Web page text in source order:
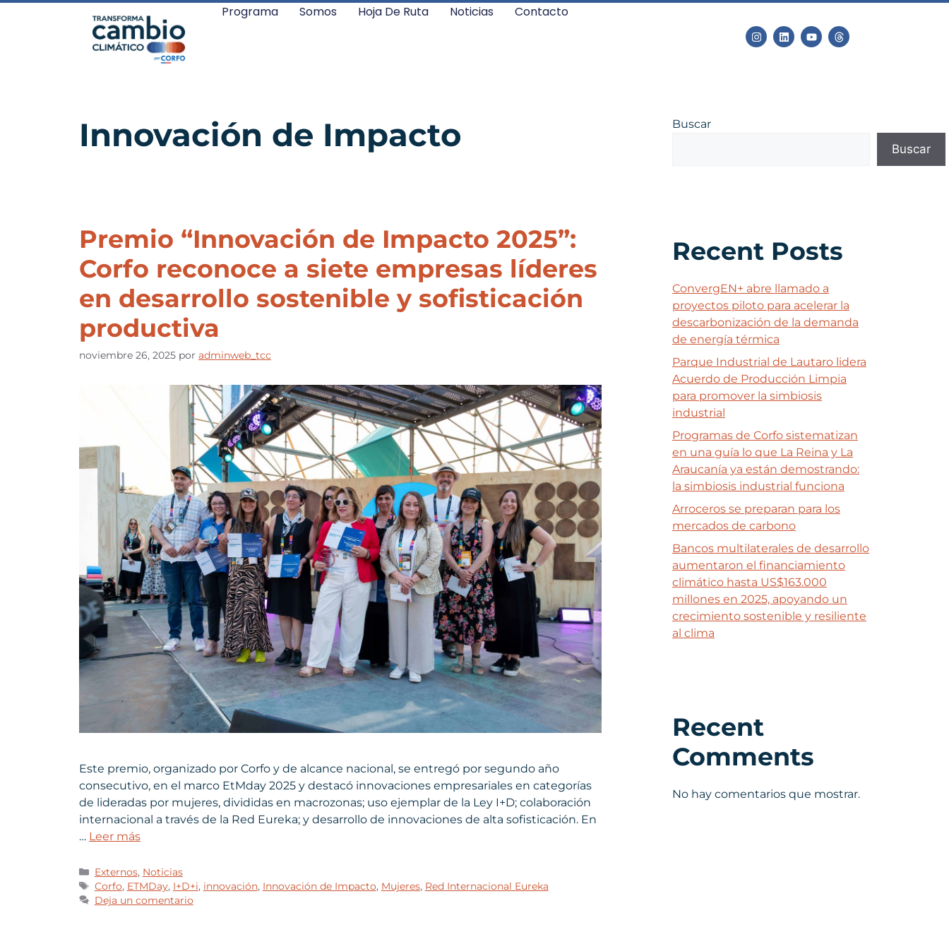
Programa Somos Hoja De Ruta Noticias Contacto
Innovación de Impacto
Premio “Innovación de Impacto 2025”:
Corfo reconoce a siete empresas líderes
en desarrollo sostenible y sofisticación
productiva
noviembre 26, 2025 por adminweb_tcc
Este premio, organizado por Corfo y de alcance nacional, se entregó por segundo año
consecutivo, en el marco EtMday 2025 y destacó innovaciones empresariales en categorías
de lideradas por mujeres, divididas en macrozonas; uso ejemplar de la Ley I+D; colaboración
internacional a través de la Red Eureka; y desarrollo de innovaciones de alta sofisticación. En
… Leer más
Externos, Noticias
Corfo, ETMDay, I+D+i, innovación, Innovación de Impacto, Mujeres, Red Internacional Eureka
Deja un comentario
Buscar
Buscar
Recent Posts
ConvergEN+ abre llamado a
proyectos piloto para acelerar la
descarbonización de la demanda
de energía térmica
Parque Industrial de Lautaro lidera
Acuerdo de Producción Limpia
para promover la simbiosis
industrial
Programas de Corfo sistematizan
en una guía lo que La Reina y La
Araucanía ya están demostrando:
la simbiosis industrial funciona
Arroceros se preparan para los
mercados de carbono
Bancos multilaterales de desarrollo
aumentaron el financiamiento
climático hasta US$163.000
millones en 2025, apoyando un
crecimiento sostenible y resiliente
al clima
Recent
Comments
No hay comentarios que mostrar.